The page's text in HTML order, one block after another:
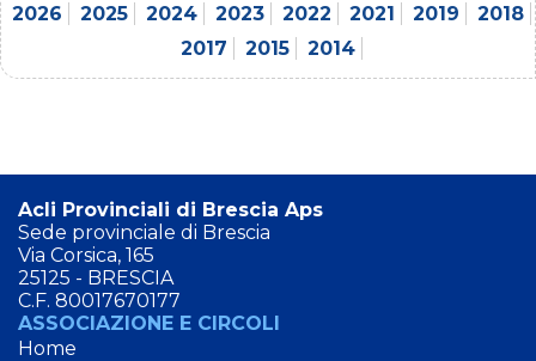
2026 2025 2024 2023 2022 2021 2019
2018
2017
2015 2014
Acli Provinciali di Brescia Aps
Sede provinciale di Brescia
Via Corsica, 165
25125 - BRESCIA
C.F. 80017670177
ASSOCIAZIONE E CIRCOLI
Home